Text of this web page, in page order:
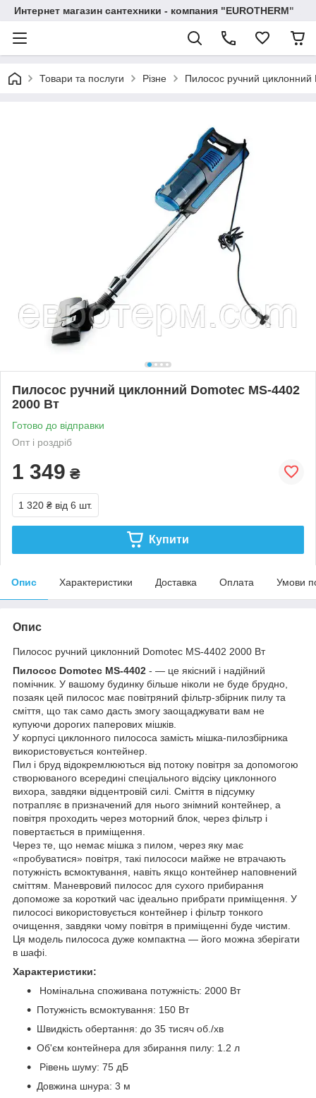
Интернет магазин сантехники - компания "EUROTHERM"
Товари та послуги Різне Пилосос ручний
Пилосос ручний циклонний Domotec MS-4402
2000 Вт
Готово до відправки
Опт і роздріб
1 349 ₴
1 320 ₴ від 6 шт.
Купити
Опис Характеристики Доставка Оплата Умови
Опис
Пилосос ручний циклонний Domotec MS-4402 2000 Вт
Пилосос Domotec MS-4402 - — це якісний і надійний
помічник. У вашому будинку більше ніколи не буде брудно,
позаяк цей пилосос має повітряний фільтр-збірник пилу та
сміття, що так само дасть змогу заощаджувати вам не
купуючи дорогих паперових мішків.
У корпусі циклонного пилососа замість мішка-пилозбірника
використовується контейнер.
Пил і бруд відокремлюються від потоку повітря за допомогою
створюваного всередині спеціального відсіку циклонного
вихора, завдяки відцентровій силі. Сміття в підсумку
потрапляє в призначений для нього знімний контейнер, а
повітря проходить через моторний блок, через фільтр і
повертається в приміщення.
Через те, що немає мішка з пилом, через яку має
«пробуватися» повітря, такі пилососи майже не втрачають
потужність всмоктування, навіть якщо контейнер наповнений
сміттям. Маневровий пилосос для сухого прибирання
допоможе за короткий час ідеально прибрати приміщення. У
пилососі використовується контейнер і фільтр тонкого
очищення, завдяки чому повітря в приміщенні буде чистим.
Ця модель пилососа дуже компактна — його можна зберігати
в шафі.
Характеристики:
Номінальна споживана потужність: 2000 Вт
Потужність всмоктування: 150 Вт
Швидкість обертання: до 35 тисяч об./хв
Об'єм контейнера для збирання пилу: 1.2 л
Рівень шуму: 75 дБ
Довжина шнура: 3 м